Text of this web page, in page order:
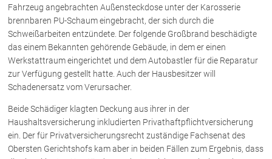
Mag. Patrick Piccolruaz
Dr. Roland Piccolruaz †
Mag. Raphaela Klotz
Rechtsnews
Paragraphen & Mehr
Fahrzeug angebrachten Außensteckdose unter der Karosserie
brennbaren PU-Schaum eingebracht, der sich durch die
Schweißarbeiten entzündete. Der folgende Großbrand beschädigte
das einem Bekannten gehörende Gebäude, in dem er einen
Werkstattraum eingerichtet und dem Autobastler für die Reparatur
zur Verfügung gestellt hatte. Auch der Hausbesitzer will
Schadenersatz vom Verursacher.
Beide Schädiger klagten Deckung aus ihrer in der
Haushaltsversicherung inkludierten Privathaftpflichtversicherung
ein. Der für Privatversicherungsrecht zuständige Fachsenat des
Obersten Gerichtshofs kam aber in beiden Fällen zum Ergebnis, dass